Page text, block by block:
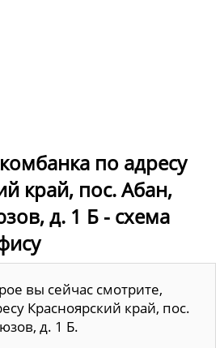
по адресу
край, пос. Абан,
д. 1 Б - схема
вы сейчас смотрите,
Красноярский край, пос.
д. 1 Б.